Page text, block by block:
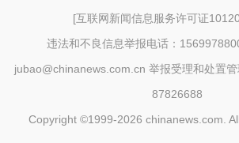
[互联网新闻信息服务许可证
违法和不良信息举报电话：
jubao@chinanews.com.cn 举报受理和处置
87826688
Copyright ©1999-2026 chinanews.com.